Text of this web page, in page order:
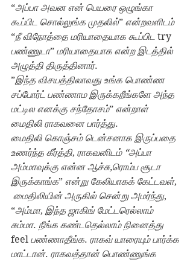
“அப்பா அவன என் பெயரை ஒழுங்கா
கூப்பிட சொல்லுங்க முதலில்”
என்றவ‌ளிடம்
“நீ விநோத்தை மரியாதையாக கூப்பிட try
பண்ணுடா” மரியாதையாக என்ற இடத்தில்
அழுத்தி திருத்தினார்.
”இந்த விசயத்திலாவது உங்க பொண்ண
சப்போர்ட் பண்ணாம இருக்கறீங்களே அந்த
மட்டில எனக்கு சந்தோசம்” என்றாள்
மைதிலி ராகவனை பார்த்து.
மைதிலி கொஞ்சம் டென்சனாக இருப்பதை
உணர்ந்த கீர்த்தி, ராகவனிடம் “அப்பா
அம்மாவுக்கு என்ன ஆச்சு,ரொம்ப சூடா
இருக்காங்க” என்று கேலியாகக் கேட்டவள்,
மைதிலியின் அருகில் சென்று அமர்ந்து,
“அம்மா, இந்த ஜாகிங் மேட்டரெல்லாம்
சும்மா. நீங்க கண்டதெல்லாம் நினைத்து
feel பண்ணாதீங்க. ராகவ் யாரையும் பார்க்க
மாட்டான். ராகவத்தான் பொண்ணுங்க